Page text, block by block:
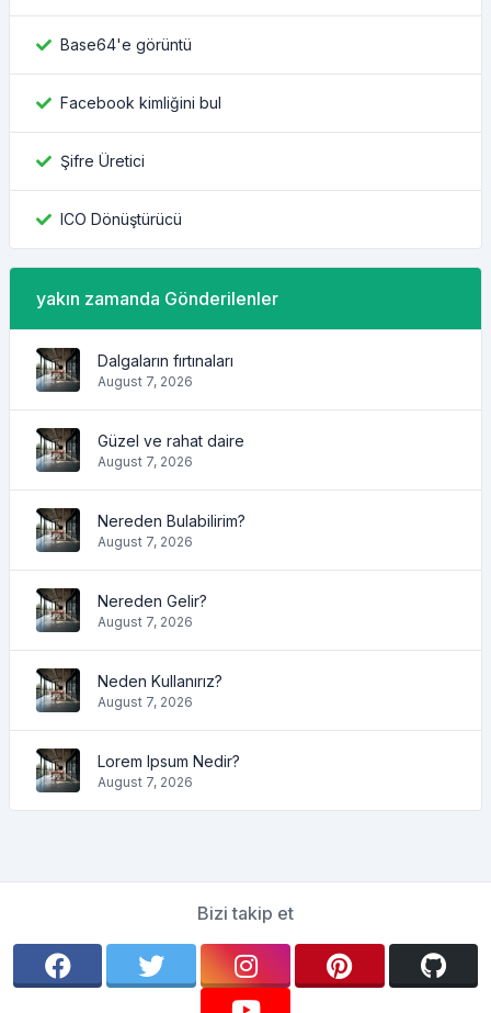
Base64'e görüntü
Facebook kimliğini bul
Şifre Üretici
ICO Dönüştürücü
yakın zamanda Gönderilenler
Dalgaların fırtınaları
August 7, 2026
Güzel ve rahat daire
August 7, 2026
Nereden Bulabilirim?
August 7, 2026
Nereden Gelir?
August 7, 2026
Neden Kullanırız?
August 7, 2026
Lorem Ipsum Nedir?
August 7, 2026
Bizi takip et